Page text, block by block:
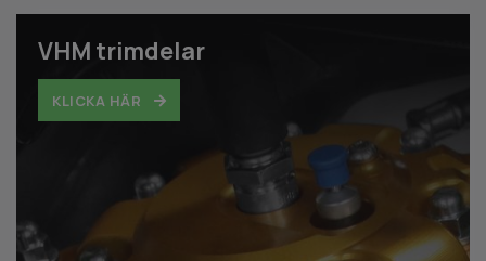
VHM trimdelar
KLICKA HÄR